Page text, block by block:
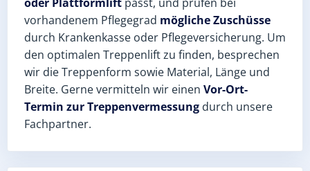
vorhandenem Pflegegrad mögliche Zuschüsse
durch Krankenkasse oder Pflegeversicherung. Um
den optimalen Treppenlift zu finden, besprechen
wir die Treppenform sowie Material, Länge und
Breite. Gerne vermitteln wir einen Vor-Ort-
Termin zur Treppenvermessung durch unsere
Fachpartner.